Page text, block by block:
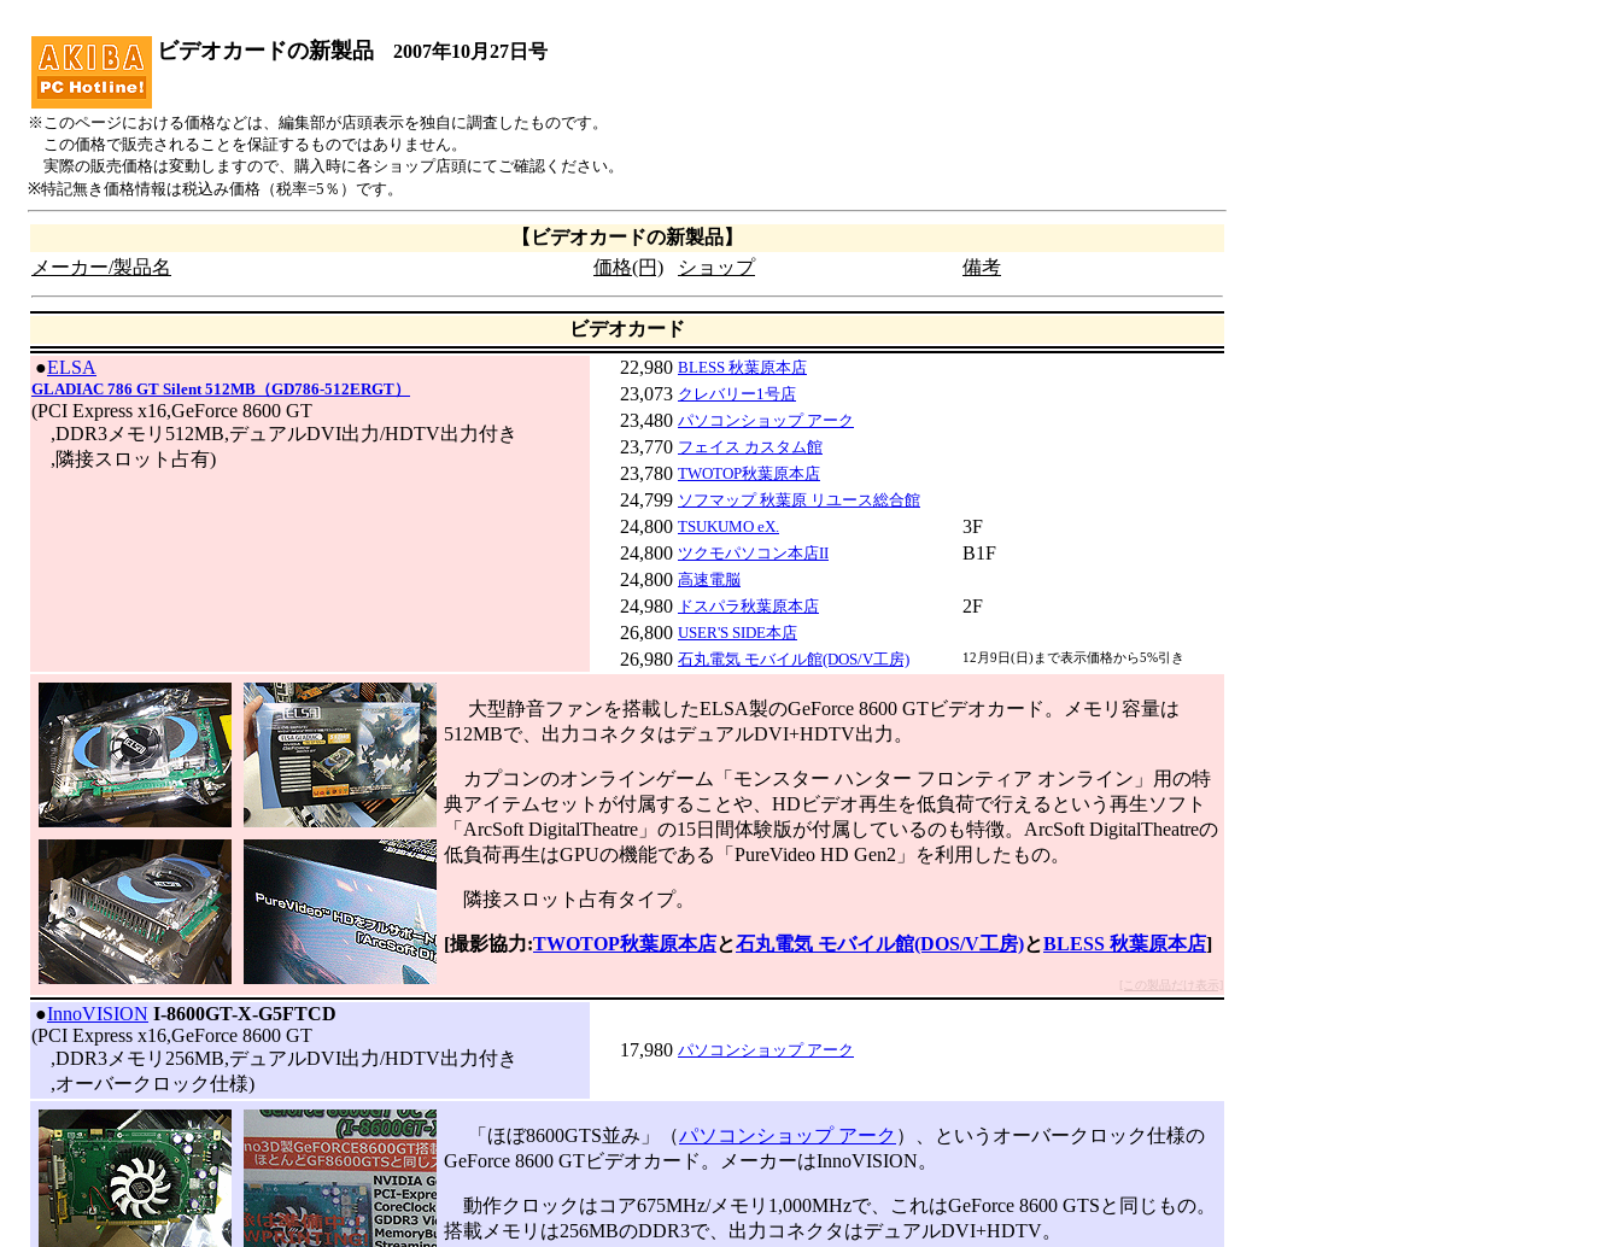
ビデオカードの新製品 2007年10月27日号
※このページにおける価格などは、編集部が店頭表示を独自に調査したものです。
この価格で販売されることを保証するものではありません。
実際の販売価格は変動しますので、購入時に各ショップ店頭にてご確認ください。
※特記無き価格情報は税込み価格（税率=5％）です。
【ビデオカードの新製品】
メーカー/製品名
価格(円) ショップ 備考
ビデオカード
●ELSA
GLADIAC 786 GT Silent 512MB（GD786-512ERGT）
(PCI Express x16,GeForce 8600 GT
,DDR3メモリ512MB,デュアルDVI出力/HDTV出力付き
,隣接スロット占有)
22,980 BLESS 秋葉原本店
23,073 クレバリー1号店
23,480 パソコンショップ アーク
23,770 フェイス カスタム館
23,780 TWOTOP秋葉原本店
24,799 ソフマップ 秋葉原 リユース総合館
24,800 TSUKUMO eX.
3F
24,800 ツクモパソコン本店II
B1F
24,800 高速電脳
24,980 ドスパラ秋葉原本店
2F
26,800 USER'S SIDE本店
26,980 石丸電気 モバイル館(DOS/V工房) 12月9日(日)まで表示価格から5%引き
大型静音ファンを搭載したELSA製のGeForce 8600 GTビデオカード。メモリ容量は
512MBで、出力コネクタはデュアルDVI+HDTV出力。
カプコンのオンラインゲーム「モンスター ハンター フロンティア オンライン」用の特
典アイテムセットが付属することや、HDビデオ再生を低負荷で行えるという再生ソフト
「ArcSoft DigitalTheatre」の15日間体験版が付属しているのも特徴。ArcSoft DigitalTheatreの
低負荷再生はGPUの機能である「PureVideo HD Gen2」を利用したもの。
隣接スロット占有タイプ。
[撮影協力:TWOTOP秋葉原本店と石丸電気 モバイル館(DOS/V工房)とBLESS 秋葉原本店]
[この製品だけ表示]
●InnoVISION I-8600GT-X-G5FTCD
(PCI Express x16,GeForce 8600 GT
,DDR3メモリ256MB,デュアルDVI出力/HDTV出力付き
,オーバークロック仕様)
17,980 パソコンショップ アーク
「ほぼ8600GTS並み」（パソコンショップ アーク ）、というオーバークロック仕様の
GeForce 8600 GTビデオカード。メーカーはInnoVISION。
動作クロックはコア675MHz/メモリ1,000MHzで、これはGeForce 8600 GTSと同じもの。
搭載メモリは256MBのDDR3で、出力コネクタはデュアルDVI+HDTV。